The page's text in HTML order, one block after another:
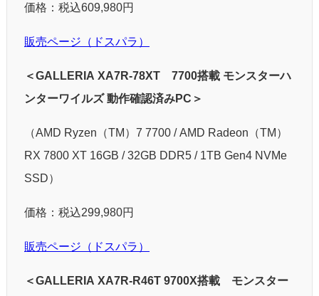
価格：税込609,980円
販売ページ（ドスパラ）
＜GALLERIA XA7R-78XT 7700搭載 モンスターハ
ンターワイルズ 動作確認済みPC＞
（AMD Ryzen（TM）7 7700 / AMD Radeon（TM）
RX 7800 XT 16GB / 32GB DDR5 / 1TB Gen4 NVMe
SSD）
価格：税込299,980円
販売ページ（ドスパラ）
＜GALLERIA XA7R-R46T 9700X搭載 モンスター